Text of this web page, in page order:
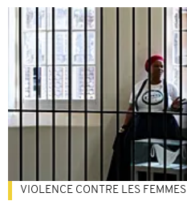
VIOLENCE CONTRE LES FEMMES